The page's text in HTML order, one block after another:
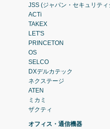
JSS (ジャパン・セキュリティ
ACTi
TAKEX
LET'S
PRINCETON
OS
SELCO
DXデルカテック
ネクステージ
ATEN
ミカミ
ザクティ
オフィス・通信機器